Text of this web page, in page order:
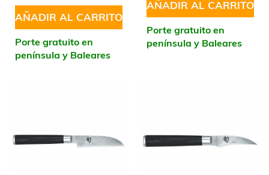
AÑADIR AL CARRITO
Porte gratuito en
península y Baleares
AÑADIR AL CARRITO
Porte gratuito en
península y Baleares